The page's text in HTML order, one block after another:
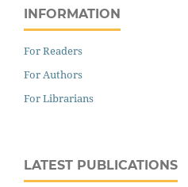
INFORMATION
For Readers
For Authors
For Librarians
LATEST PUBLICATIONS